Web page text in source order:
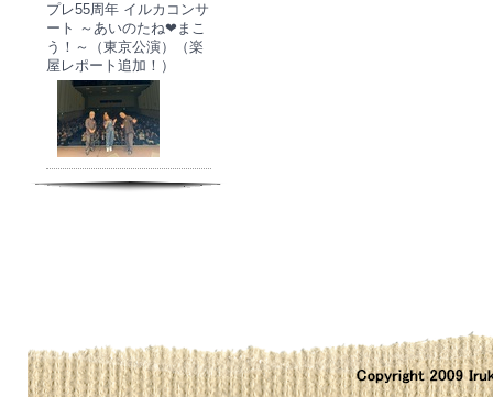
プレ55周年 イルカコンサ
ート ～あいのたね❤まこ
う！～（東京公演）（楽
屋レポート追加！）